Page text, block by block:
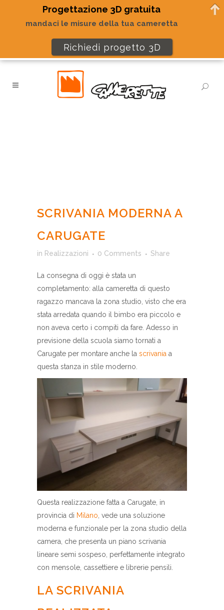
SCRIVANIA MODERNA A
CARUGATE
in Realizzazioni 0 Comments Share
La consegna di oggi è stata un
completamento: alla cameretta di questo
ragazzo mancava la zona studio, visto che era
stata arredata quando il bimbo era piccolo e
non aveva certo i compiti da fare. Adesso in
previsione della scuola siamo tornati a
Carugate per montare anche la scrivania a
questa stanza in stile moderno.
Questa realizzazione fatta a Carugate, in
provincia di Milano , vede una soluzione
moderna e funzionale per la zona studio della
camera, che presenta un piano scrivania
lineare semi sospeso, perfettamente integrato
con mensole, cassettiere e librerie pensili.
LA SCRIVANIA
Progettazione 3D gratuita
mandaci le misure della tua cameretta
Richiedi progetto 3D